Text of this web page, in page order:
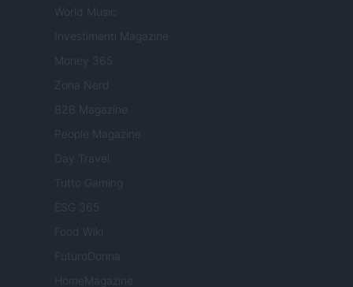
World Music
Investimenti Magazine
Money 365
Zona Nerd
B2B Magazine
People Magazine
Day Travel
Tutto Gaming
ESG 365
Food Wiki
FuturoDonna
HomeMagazine